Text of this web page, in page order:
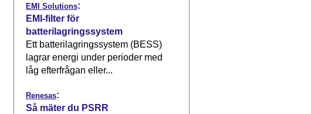
EMI Solutions:
EMI-filter för
batterilagringssystem
Ett batterilagringssystem (BESS)
lagrar energi under perioder med
låg efterfrågan eller...
Renesas:
Så mäter du PSRR